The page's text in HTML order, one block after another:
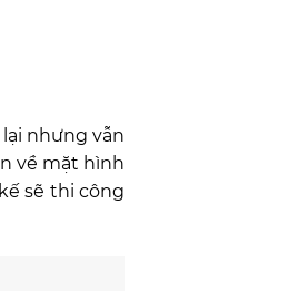
nhưng vẫn
về mặt hình
sẽ thi công